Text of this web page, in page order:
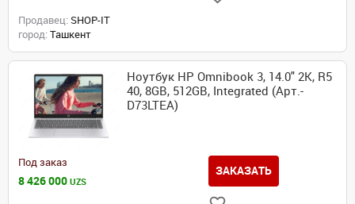
Продавец: SHOP-IT
город: Ташкент
Ноутбук HP Omnibook 3, 14.0" 2K, R5
40, 8GB, 512GB, Integrated (Арт.-
D73LTEA)
Под заказ
8 426 000 UZS
ЗАКАЗАТЬ